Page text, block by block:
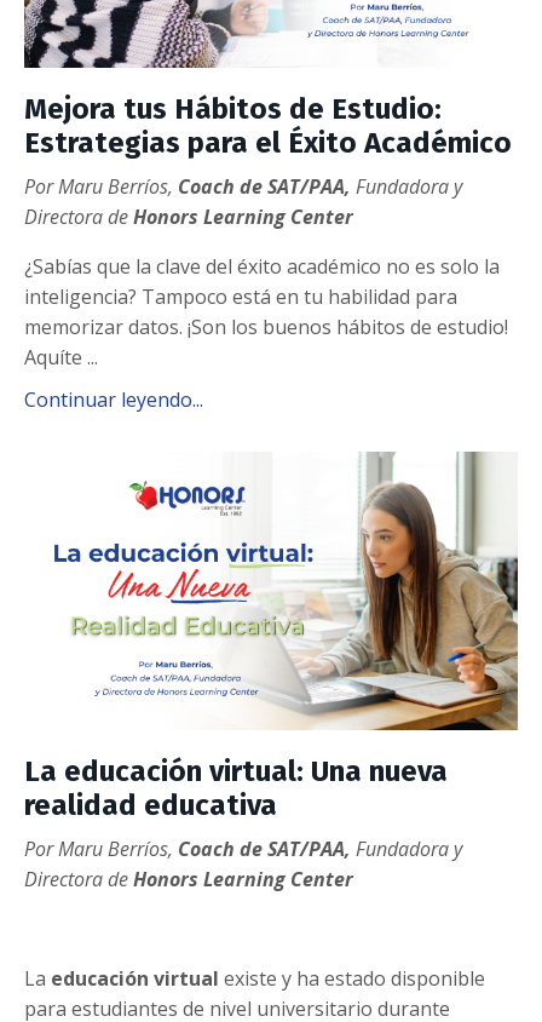
Mejora tus Hábitos de Estudio:
Estrategias para el Éxito Académico
Por Maru Berríos, Coach de SAT/PAA, Fundadora y
Directora deHonors Learning Center
¿Sabías que la clave del éxito académico no es solo la
inteligencia? Tampoco está en tu habilidad para
memorizar datos. ¡Son los buenos hábitos de estudio!
Aquíte ...
Continuar leyendo...
La educación virtual: Una nueva
realidad educativa
Por Maru Berríos, Coach de SAT/PAA, Fundadora y
Directora deHonors Learning Center
La educación virtual existe y ha estado disponible
para estudiantes de nivel universitario durante